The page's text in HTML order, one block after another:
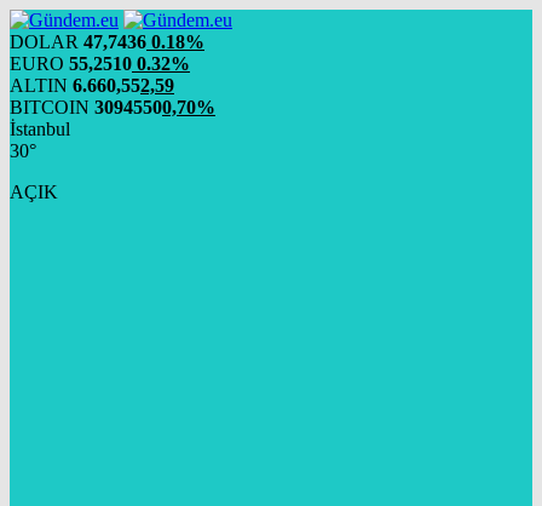
DOLAR 47,7436 0.18%
EURO 55,2510 0.32%
ALTIN 6.660,552,59
BITCOIN 30945500,70%
İstanbul
30°
AÇIK